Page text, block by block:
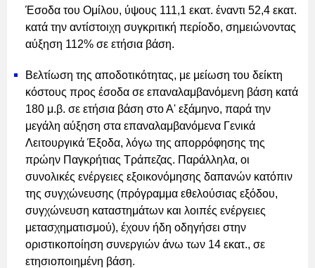
Έσοδα του Ομίλου, ύψους 111,1 εκατ. έναντι 52,4 εκατ.
κατά την αντίστοιχη συγκριτική περίοδο, σημειώνοντας
αύξηση 112% σε ετήσια βάση.
Βελτίωση της αποδοτικότητας, με μείωση του δείκτη
κόστους προς έσοδα σε επαναλαμβανόμενη βάση κατά
180 μ.β. σε ετήσια βάση στο Α' εξάμηνο, παρά την
μεγάλη αύξηση στα επαναλαμβανόμενα Γενικά
Λειτουργικά Έξοδα, λόγω της απορρόφησης της
πρώην Παγκρήτιας Τράπεζας. Παράλληλα, οι
συνολικές ενέργειες εξοικονόμησης δαπανών κατόπιν
της συγχώνευσης (πρόγραμμα εθελούσιας εξόδου,
συγχώνευση καταστημάτων και λοιπές ενέργειες
μετασχηματισμού), έχουν ήδη οδηγήσει στην
οριστικοποίηση συνεργιών άνω των 14 εκατ., σε
ετησιοποιημένη βάση.